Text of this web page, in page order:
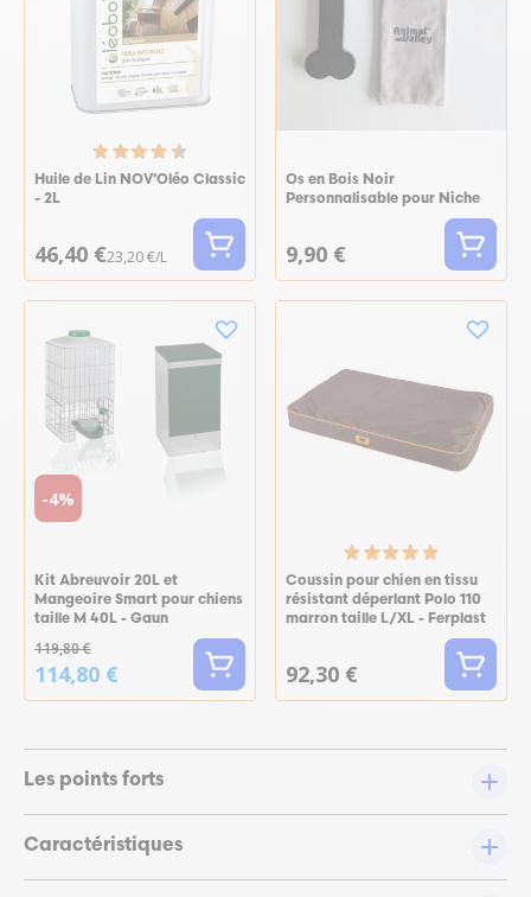
Huile de Lin NOV'Oléo Classic
- 2L
46,40 €23,20 €/L
Os en Bois Noir
Personnalisable pour Niche
9,90 €
-4%
Kit Abreuvoir 20L et
Mangeoire Smart pour chiens
taille M 40L - Gaun
119,80 €
114,80 €
Coussin pour chien en tissu
résistant déperlant Polo 110
marron taille L/XL - Ferplast
92,30 €
Les points forts
Caractéristiques